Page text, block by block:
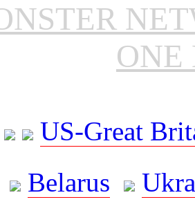
ONE
US-Great
Belarus